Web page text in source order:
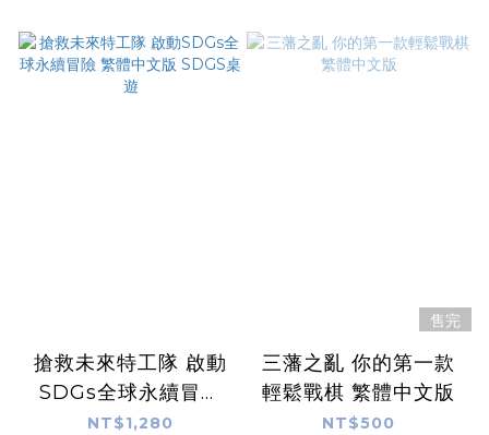
搶救未來特工隊 啟動
SDGs全球永續冒險
繁體中文版 SDGS桌
NT$1,280
售完
三藩之亂 你的第一款
輕鬆戰棋 繁體中文版
NT$500